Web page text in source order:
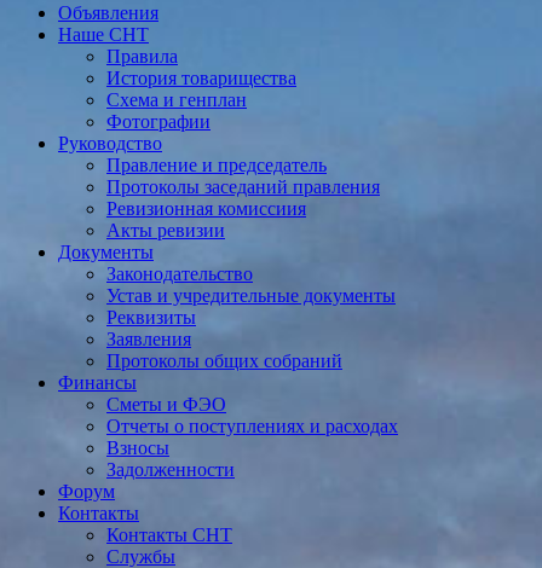
Объявления
Наше СНТ
Правила
История товарищества
Схема и генплан
Фотографии
Руководство
Правление и председатель
Протоколы заседаний правления
Ревизионная комиссиия
Акты ревизии
Документы
Законодательство
Устав и учредительные документы
Реквизиты
Заявления
Протоколы общих собраний
Финансы
Сметы и ФЭО
Отчеты о поступлениях и расходах
Взносы
Задолженности
Форум
Контакты
Контакты СНТ
Службы